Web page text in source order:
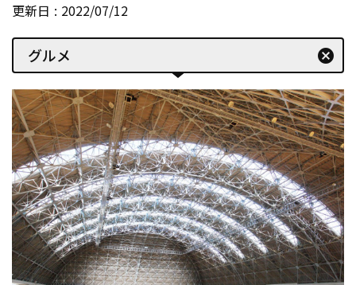
更新日 2022/07/12
グルメ cancel